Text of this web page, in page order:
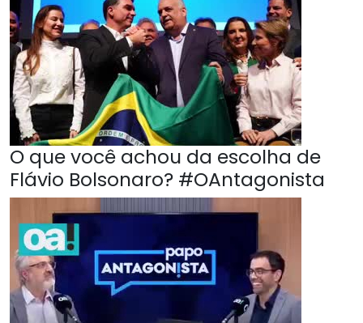
O que você achou da escolha de
Flávio Bolsonaro? #OAntagonista